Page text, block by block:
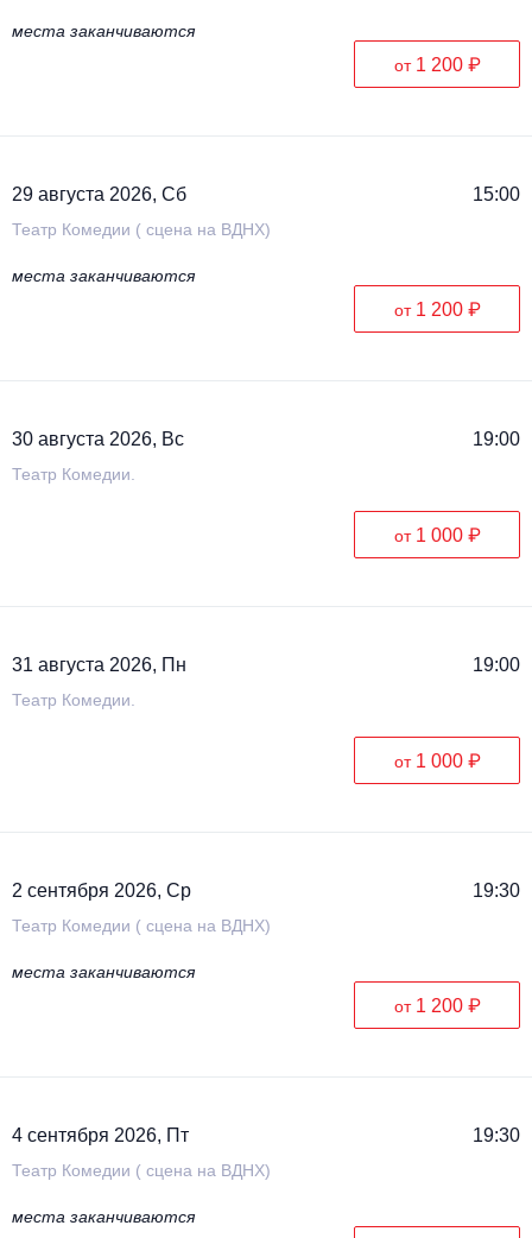
места заканчиваются
от 1 200 ₽
29 августа 2026, Сб 15:00
Театр Комедии ( сцена на ВДНХ)
места заканчиваются
от 1 200 ₽
30 августа 2026, Вс 19:00
Театр Комедии.
от 1 000 ₽
31 августа 2026, Пн 19:00
Театр Комедии.
от 1 000 ₽
2 сентября 2026, Ср 19:30
Театр Комедии ( сцена на ВДНХ)
места заканчиваются
от 1 200 ₽
4 сентября 2026, Пт 19:30
Театр Комедии ( сцена на ВДНХ)
места заканчиваются